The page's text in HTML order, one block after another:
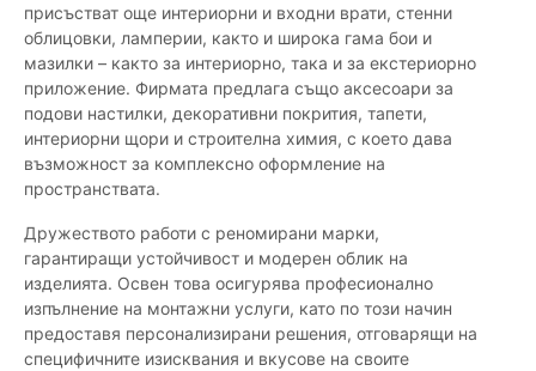
присъстват още интериорни и входни врати, стенни
облицовки, ламперии, както и широка гама бои и
мазилки – както за интериорно, така и за екстериорно
приложение. Фирмата предлага също аксесоари за
подови настилки, декоративни покрития, тапети,
интериорни щори и строителна химия, с което дава
възможност за комплексно оформление на
пространствата.
Дружеството работи с реномирани марки,
гарантиращи устойчивост и модерен облик на
изделията. Освен това осигурява професионално
изпълнение на монтажни услуги, като по този начин
предоставя персонализирани решения, отговарящи на
специфичните изисквания и вкусове на своите